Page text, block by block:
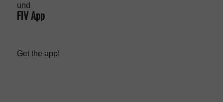
FIV App
Get the app!